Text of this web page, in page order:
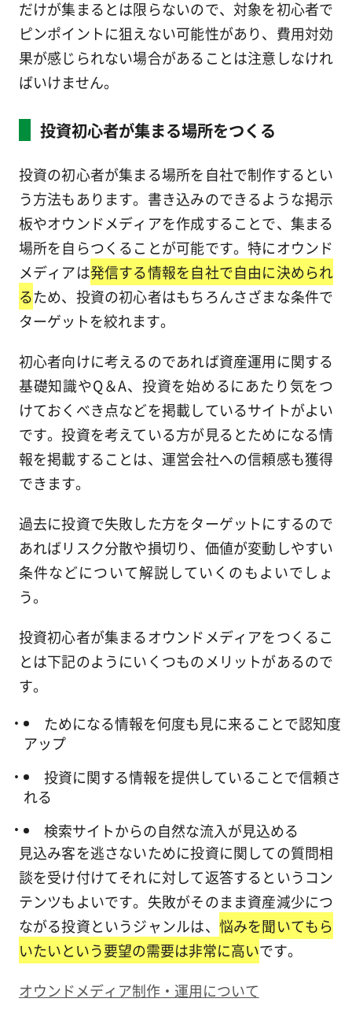
だけが集まるとは限らないので、対象を初心者で
ピンポイントに狙えない可能性があり、費用対効
果が感じられない場合があることは注意しなけれ
ばいけません。
投資初心者が集まる場所をつくる
投資の初心者が集まる場所を自社で制作するとい
う方法もあります。書き込みのできるような掲示
板やオウンドメディアを作成することで、集まる
場所を自らつくることが可能です。特にオウンド
メディアは発信する情報を自社で自由に決められ
るため、投資の初心者はもちろんさざまな条件で
ターゲットを絞れます。
初心者向けに考えるのであれば資産運用に関する
基礎知識やQ＆A、投資を始めるにあたり気をつ
けておくべき点などを掲載しているサイトがよい
です。投資を考えている方が見るとためになる情
報を掲載することは、運営会社への信頼感も獲得
できます。
過去に投資で失敗した方をターゲットにするので
あればリスク分散や損切り、価値が変動しやすい
条件などについて解説していくのもよいでしょ
う。
投資初心者が集まるオウンドメディアをつくるこ
とは下記のようにいくつものメリットがあるので
す。
ためになる情報を何度も見に来ることで認知度
アップ
投資に関する情報を提供していることで信頼さ
れる
検索サイトからの自然な流入が見込める
見込み客を逃さないために投資に関しての質問相
談を受け付けてそれに対して返答するというコン
テンツもよいです。失敗がそのまま資産減少につ
ながる投資というジャンルは、 悩みを聞いてもら
いたいという要望の需要は非常に高いです。
オウンドメディア制作・運用について